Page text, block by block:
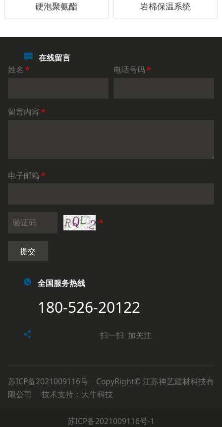
硬泡聚氨酯 岩棉保温系统
在线留言
姓名 * 电话号码*
留言内容*
电子邮箱*
*
提交
全国服务热线
180-526-20122
扫一扫 加关注
苏ICP备2021009116号 CopyRight© 江苏神艺建材科技有
限公司 技术支持： 大牛科技
苏ICP备2021009116号-1